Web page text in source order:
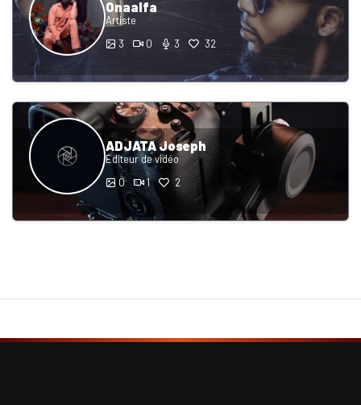
Onaalfa
Artiste
3
0 3 32
ADJATA Joseph
Éditeur de vidéo
0
1 2